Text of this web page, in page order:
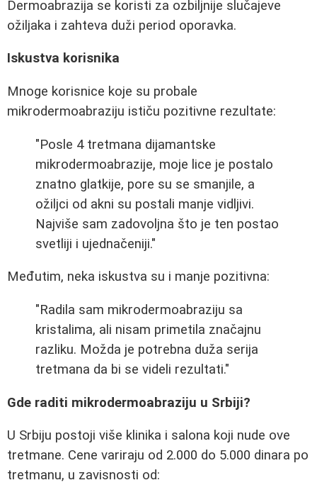
Dermoabrazija se koristi za ozbiljnije slučajeve
ožiljaka i zahteva duži period oporavka.
Iskustva korisnika
Mnoge korisnice koje su probale
mikrodermoabraziju ističu pozitivne rezultate:
"Posle 4 tretmana dijamantske
mikrodermoabrazije, moje lice je postalo
znatno glatkije, pore su se smanjile, a
ožiljci od akni su postali manje vidljivi.
Najviše sam zadovoljna što je ten postao
svetliji i ujednačeniji."
Međutim, neka iskustva su i manje pozitivna:
"Radila sam mikrodermoabraziju sa
kristalima, ali nisam primetila značajnu
razliku. Možda je potrebna duža serija
tretmana da bi se videli rezultati."
Gde raditi mikrodermoabraziju u Srbiji?
U Srbiju postoji više klinika i salona koji nude ove
tretmane. Cene variraju od 2.000 do 5.000 dinara po
tretmanu, u zavisnosti od: